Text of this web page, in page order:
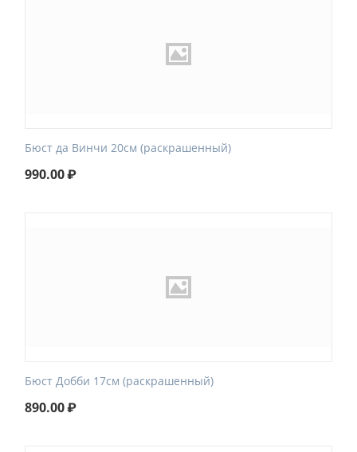
Бюст да Винчи 20см (раскрашенный)
990.00₽
Бюст Добби 17см (раскрашенный)
890.00₽